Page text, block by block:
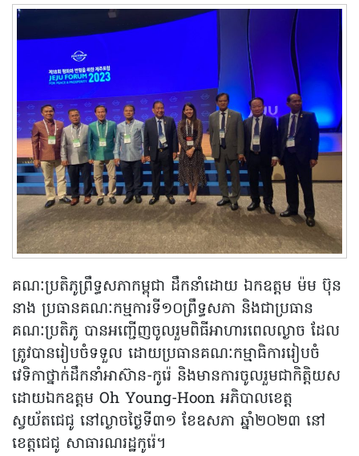
គណៈប្រតិភូព្រឹទ្ធសភាកម្ពុជា ដឹកនាំដោយ ឯកឧត្តម ម៉ម ប៊ុន
នាង ប្រធានគណៈកម្មការទី១០ព្រឹទ្ធសភា និងជាប្រធាន
គណៈប្រតិភូ បានអញ្ជើញចូលរួមពិធីអាហារពេលល្ងាច ដែល
ត្រូវបានរៀបចំទទួល ដោយប្រធានគណៈកម្មាធិការរៀបចំ
វេទិកាថ្នាក់ដឹកនាំអាស៊ាន-កូរ៉េ និងមានការចូលរួមជាកិតិ្តយស
ដោយឯកឧត្តម Oh Young-Hoon អភិបាលខេត្ត
ស្វយ័តជេជូ នៅល្ងាចថ្ងៃទី៣១ ខែឧសភា ឆ្នាំ២០២៣ នៅ
ខេត្តជេជូ សាធារណរដ្ឋកូរ៉េ។